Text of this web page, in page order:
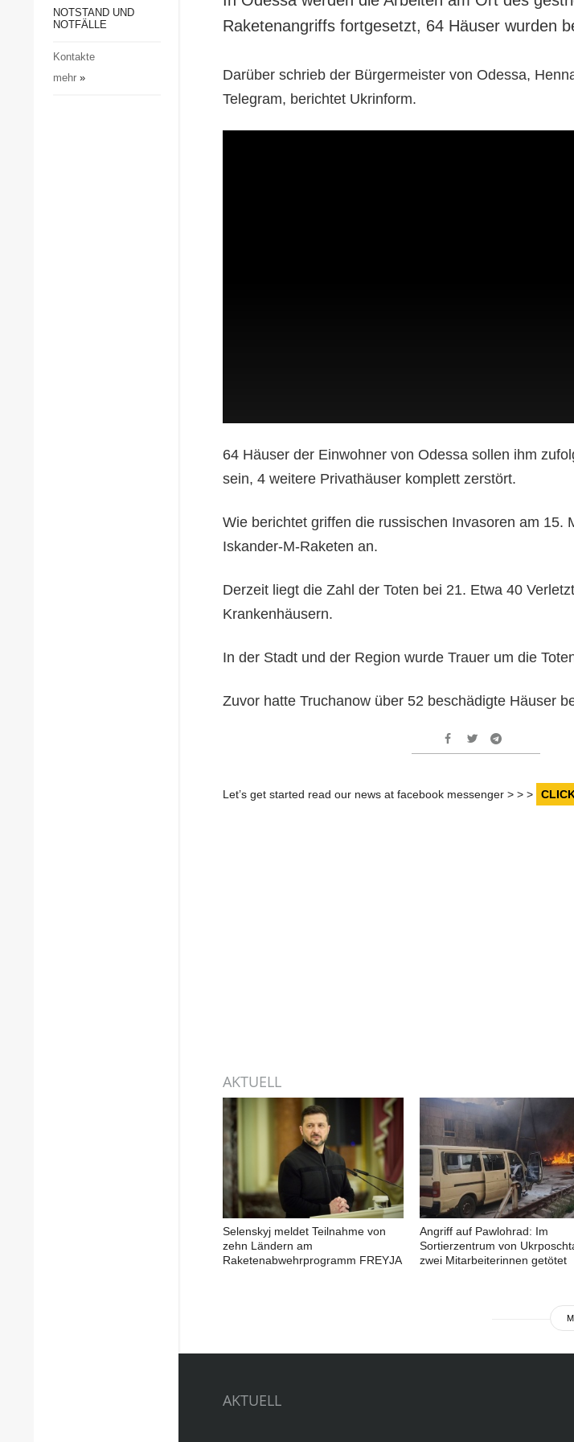
Gesellschaft und Kultur
NOTSTAND UND
NOTFÄLLE
Kontakte
mehr»
Raketenangriffs fortgesetzt, 64 Häuser wurden
Darüber schrieb der Bürgermeister von Odessa,
Telegram, berichtet Ukrinform.
64 Häuser der Einwohner von Odessa sollen ihm
sein, 4 weitere Privathäuser komplett zerstört.
Wie berichtet griffen die russischen Invasoren am 15.
Iskander-M-Raketen an.
Derzeit liegt die Zahl der Toten bei 21. Etwa 40
Krankenhäusern.
In der Stadt und der Region wurde Trauer um die
Zuvor hatte Truchanow über 52 beschädigte Häuser
Let’s get started read our news at facebook messenger > > >
AKTUELL
Selenskyj meldet Teilnahme von
zehn Ländern am
Raketenabwehrprogramm FREYJA
Angriff auf Pawlohrad: Im
Sortierzentrum von
zwei Mitarbeiterinnen getötet
AKTUELL